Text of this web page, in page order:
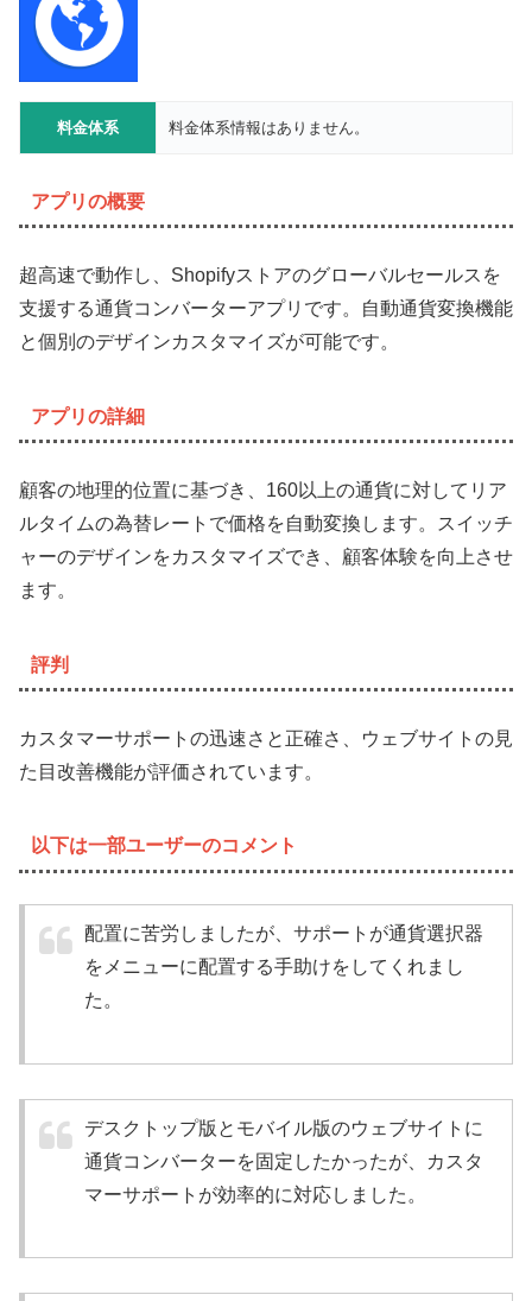
料金体系 料金体系情報はありません。
アプリの概要
超高速で動作し、Shopifyストアのグローバルセールスを
支援する通貨コンバーターアプリです。自動通貨変換機能
と個別のデザインカスタマイズが可能です。
アプリの詳細
顧客の地理的位置に基づき、160以上の通貨に対してリア
ルタイムの為替レートで価格を自動変換します。スイッチ
ャーのデザインをカスタマイズでき、顧客体験を向上させ
ます。
評判
カスタマーサポートの迅速さと正確さ、ウェブサイトの見
た目改善機能が評価されています。
以下は一部ユーザーのコメント
配置に苦労しましたが、サポートが通貨選択器
をメニューに配置する手助けをしてくれまし
た。
デスクトップ版とモバイル版のウェブサイトに
通貨コンバーターを固定したかったが、カスタ
マーサポートが効率的に対応しました。